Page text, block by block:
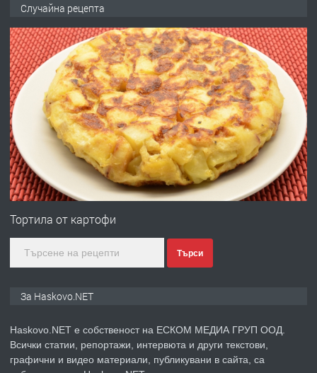
преди 3 дни
ПРЕДЛАГА
№4120 Магазин/Офис под наем в кв.
Любен Каравелов, Хасково-близо до
градската градина!
преди 3 дни
ПРЕДЛАГА
ПРОСТОРЕН ТРИСТАЕН
КУБА
преди 4 дни
Случайна рецепта
Тортила от картофи
Търси
За Haskovo.NET
Haskovo.NET е собственост на ЕСКОМ МЕДИА ГРУП ООД.
Всички статии, репортажи, интервюта и други текстови,
графични и видео материали, публикувани в сайта, са